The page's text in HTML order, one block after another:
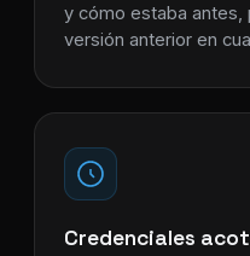
y cómo estaba antes,
versión anterior en
Credenciales